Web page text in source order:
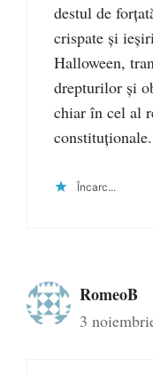
destul de
crispate şi
Halloween,
drepturilor şi
chiar în cel al
constituţionale.
Încarc...
RomeoB
3